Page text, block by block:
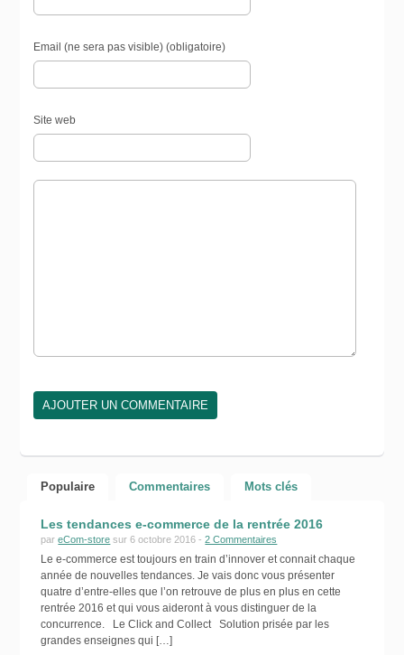
Email (ne sera pas visible) (obligatoire)
Site web
Populaire Commentaires Mots clés
Les tendances e-commerce de la rentrée 2016
pareCom-store sur 6 octobre 2016 -2 Commentaires
Le e-commerce est toujours en train d’innover et connait chaque
année de nouvelles tendances. Je vais donc vous présenter
quatre d’entre-elles que l’on retrouve de plus en plus en cette
rentrée 2016 et qui vous aideront à vous distinguer de la
concurrence. Le Click and Collect Solution prisée par les
grandes enseignes qui […]